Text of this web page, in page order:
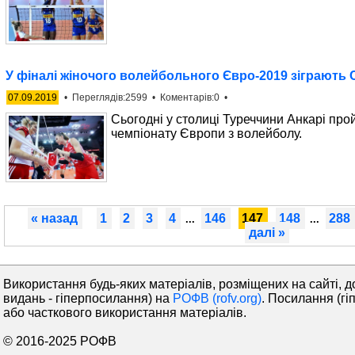
У фіналі жіночого волейбольного Євро-2019 зіграють
07.09.2019 • Переглядів:2599 • Коментарів:0 •
Сьогодні у столиці Туреччини Анкарі
чемпіонату Європи з волейболу.
« назад 1 2 3 4 ... 146 147 148 ...
288
далі »
Використання будь-яких матеріалів, розміщених на сайті,
видань - гіперпосилання) на РОФВ (rofv.org). Посилання
або часткового використання матеріалів.
© 2016-2025 РОФВ